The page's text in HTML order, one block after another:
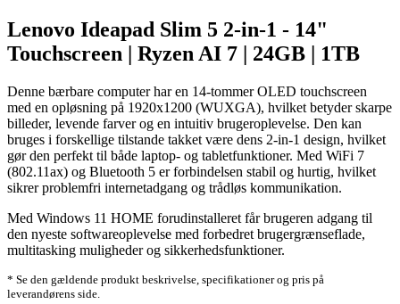
Lenovo Ideapad Slim 5 2-in-1 - 14"
Touchscreen | Ryzen AI 7 | 24GB | 1TB
Denne bærbare computer har en 14-tommer OLED touchscreen
med en opløsning på 1920x1200 (WUXGA), hvilket betyder skarpe
billeder, levende farver og en intuitiv brugeroplevelse. Den kan
bruges i forskellige tilstande takket være dens 2-in-1 design, hvilket
gør den perfekt til både laptop- og tabletfunktioner. Med WiFi 7
(802.11ax) og Bluetooth 5 er forbindelsen stabil og hurtig, hvilket
sikrer problemfri internetadgang og trådløs kommunikation.
Med Windows 11 HOME forudinstalleret får brugeren adgang til
den nyeste softwareoplevelse med forbedret brugergrænseflade,
multitasking muligheder og sikkerhedsfunktioner.
* Se den gældende produkt beskrivelse, specifikationer og pris på
leverandørens side.